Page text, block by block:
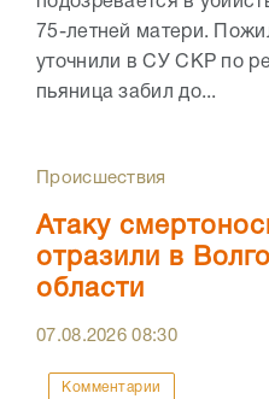
75-летней матери.
уточнили в СУ СКР по
пьяница забил до...
Происшествия
Атаку
отразили в
области
07.08.202608:30
Комментарии